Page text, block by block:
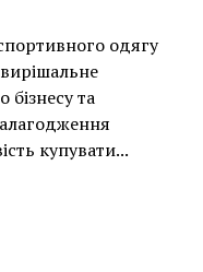
одягу
бізнесу та
купувати...